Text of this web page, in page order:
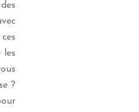
les
?